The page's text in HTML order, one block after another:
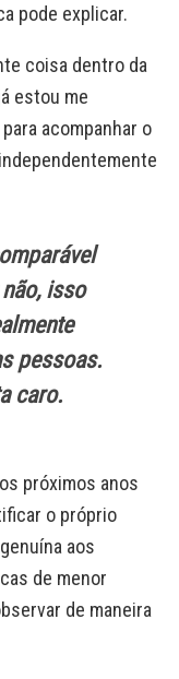
pode explicar.
coisa dentro da
estou me
acompanhar o
isso
pessoas.
caro.
próximos anos
o próprio
aos
de menor
de maneira